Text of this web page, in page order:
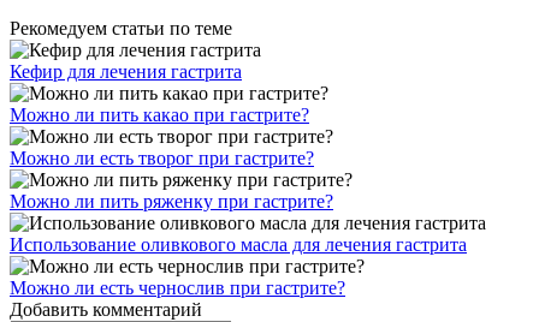
Рекомедуем статьи по теме
Кефир для лечения гастрита
Можно ли пить какао при гастрите?
Можно ли есть творог при гастрите?
Можно ли пить ряженку при гастрите?
Использование оливкового масла для лечения гастрита
Можно ли есть чернослив при гастрите?
Добавить комментарий